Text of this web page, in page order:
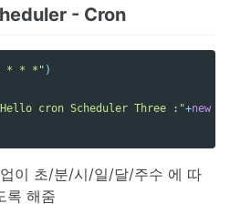
- Cron
* * *" )
cron Scheduler Three :"+new
이 초/분/시/일/달/주수 에 따
록 해줌